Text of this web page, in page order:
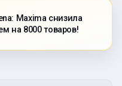
Maxima снизила
на 8000 товаров!